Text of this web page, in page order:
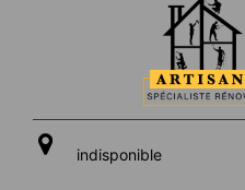
indisponible